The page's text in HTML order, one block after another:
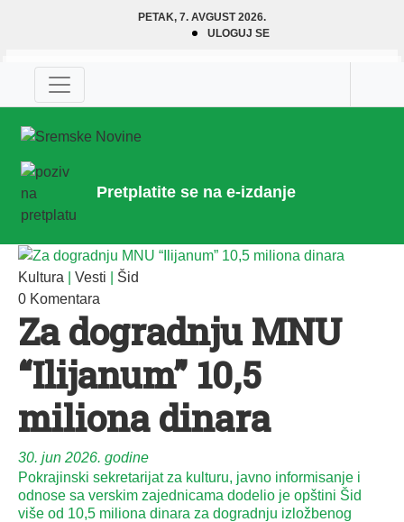
PETAK, 7. AVGUST 2026.
ULOGUJ SE
Pretplatite se na e-izdanje
Kultura Vesti
Šid
0 Komentara
Za dogradnju MNU
“Ilijanum” 10,5
miliona dinara
30. jun 2026. godine
Pokrajinski sekretarijat za kulturu, javno informisanje i
odnose sa verskim zajednicama dodelio je opštini Šid
više od 10,5 miliona dinara za dogradnju izložbenog